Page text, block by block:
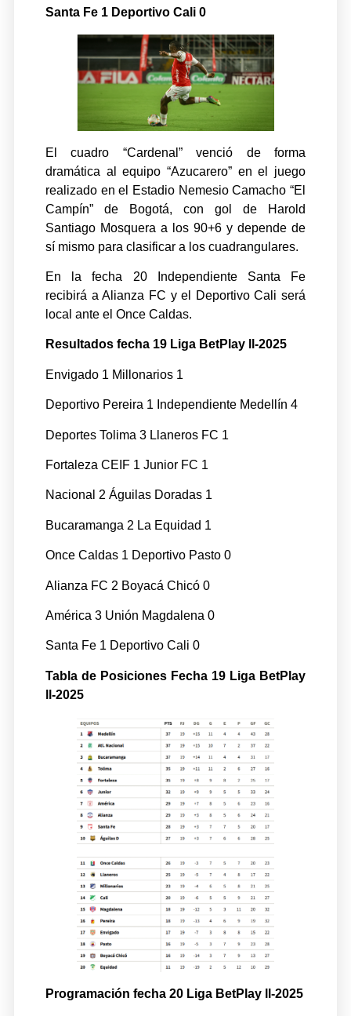
Santa Fe 1 Deportivo Cali 0
El cuadro “Cardenal” venció de forma
dramática al equipo “Azucarero” en el juego
realizado en el Estadio Nemesio Camacho “El
Campín” de Bogotá, con gol de Harold
Santiago Mosquera a los 90+6 y depende de
sí mismo para clasificar a los cuadrangulares.
En la fecha 20 Independiente Santa Fe
recibirá a Alianza FC y el Deportivo Cali será
local ante el Once Caldas.
Resultados fecha 19 Liga BetPlay ll-2025
Envigado 1 Millonarios 1
Deportivo Pereira 1 Independiente Medellín 4
Deportes Tolima 3 Llaneros FC 1
Fortaleza CEIF 1 Junior FC 1
Nacional 2 Águilas Doradas 1
Bucaramanga 2 La Equidad 1
Once Caldas 1 Deportivo Pasto 0
Alianza FC 2 Boyacá Chicó 0
América 3 Unión Magdalena 0
Santa Fe 1 Deportivo Cali 0
Tabla de Posiciones Fecha 19 Liga BetPlay
ll-2025
Programación fecha 20 Liga BetPlay ll-2025